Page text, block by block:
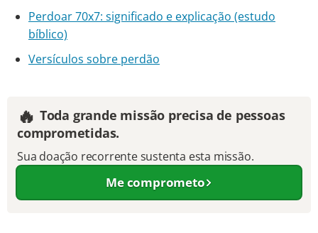
Perdoar 70x7: significado e explicação (estudo
bíblico)
Versículos sobre perdão
🔥 Toda grande missão precisa de pessoas
comprometidas.
Sua doação recorrente sustenta esta missão.
Me comprometo